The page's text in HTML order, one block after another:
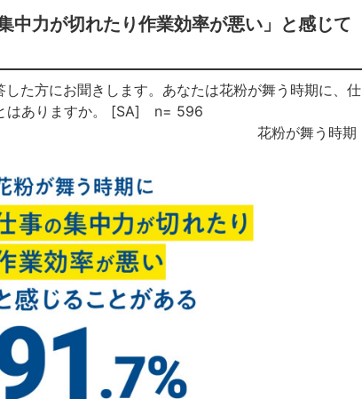
力が切れたり作業効率が悪い」と感じて
た方にお聞きします。あなたは花粉が舞う時期に、仕
はありますか。 [SA] n= 596
花粉が舞う時期